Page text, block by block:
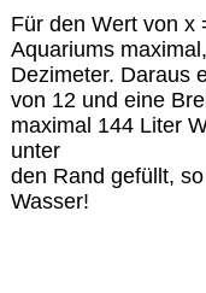
Für den Wert von x
Aquariums
Dezimeter. Daraus
von 12 und eine
maximal 144 Liter
unter
den Rand gefüllt,
Wasser!